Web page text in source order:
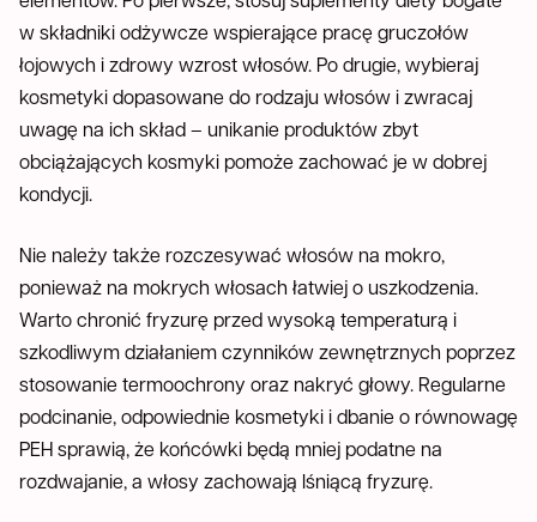
w składniki odżywcze wspierające pracę gruczołów
łojowych i zdrowy wzrost włosów. Po drugie, wybieraj
kosmetyki dopasowane do rodzaju włosów i zwracaj
uwagę na ich skład – unikanie produktów zbyt
obciążających kosmyki pomoże zachować je w dobrej
kondycji.
Nie należy także rozczesywać włosów na mokro,
ponieważ na mokrych włosach łatwiej o uszkodzenia.
Warto chronić fryzurę przed wysoką temperaturą i
szkodliwym działaniem czynników zewnętrznych poprzez
stosowanie termoochrony oraz nakryć głowy. Regularne
podcinanie, odpowiednie kosmetyki i dbanie o równowagę
PEH sprawią, że końcówki będą mniej podatne na
rozdwajanie, a włosy zachowają lśniącą fryzurę.